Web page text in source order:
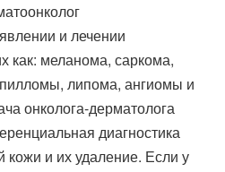
и лечении
как: меланома, саркома,
липома, ангиомы и
онколога-дерматолога
диагностика
кожи и их удаление. Если у